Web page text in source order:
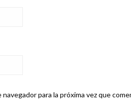
para la próxima vez que